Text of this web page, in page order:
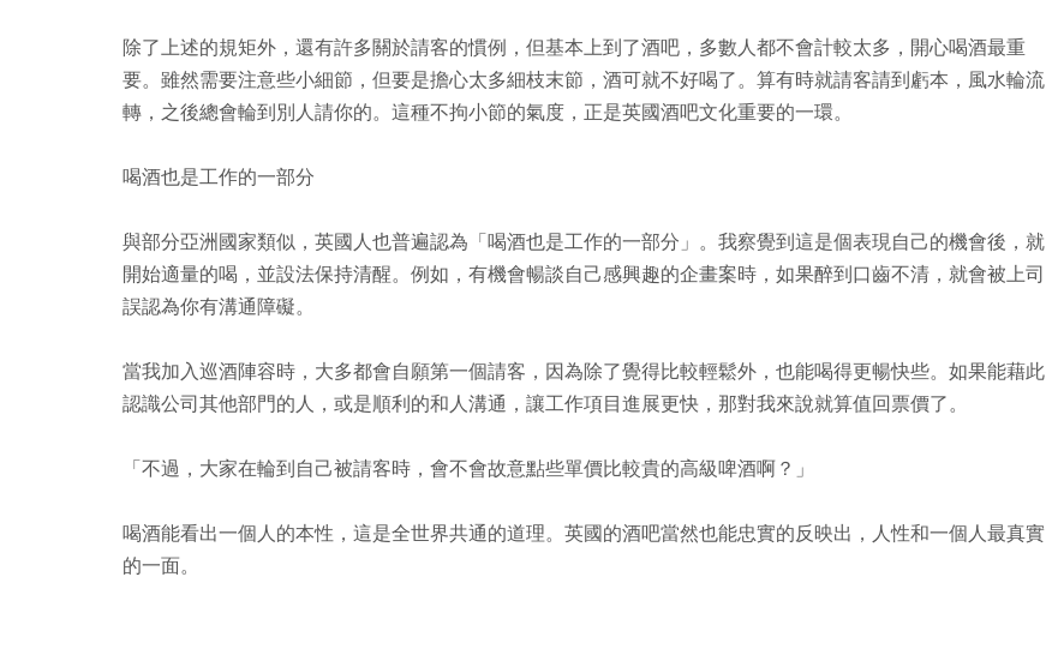
除了上述的規矩外，還有許多關於請客的慣例，但基本上到了酒吧，多數人都不會計較太多，開心喝酒最重
要。雖然需要注意些小細節，但要是擔心太多細枝末節，酒可就不好喝了。算有時就請客請到虧本，風水輪流
轉，之後總會輪到別人請你的。這種不拘小節的氣度，正是英國酒吧文化重要的一環。
喝酒也是工作的一部分
與部分亞洲國家類似，英國人也普遍認為「喝酒也是工作的一部分」。我察覺到這是個表現自己的機會後，就
開始適量的喝，並設法保持清醒。例如，有機會暢談自己感興趣的企畫案時，如果醉到口齒不清，就會被上司
誤認為你有溝通障礙。
當我加入巡酒陣容時，大多都會自願第一個請客，因為除了覺得比較輕鬆外，也能喝得更暢快些。如果能藉此
認識公司其他部門的人，或是順利的和人溝通，讓工作項目進展更快，那對我來說就算值回票價了。
「不過，大家在輪到自己被請客時，會不會故意點些單價比較貴的高級啤酒啊？」
喝酒能看出一個人的本性，這是全世界共通的道理。英國的酒吧當然也能忠實的反映出，人性和一個人最真實
的一面。